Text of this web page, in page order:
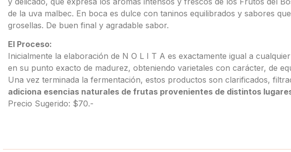
de la uva malbec. En boca es dulce con taninos equilibrados y sabores
grosellas. De buen final y agradable sabor.
El Proceso:
Inicialmente la elaboración de N O L I T A es exactamente igual a
en su punto exacto de madurez, obteniendo varietales con carácter, de
Una vez terminada la fermentación, estos productos son clarificados,
adiciona esencias naturales de frutas provenientes de distintos
Precio Sugerido: $70.-